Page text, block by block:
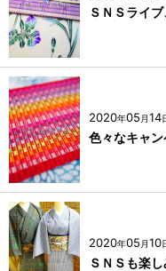
ＳＮＳライ
2020年05 月14
色々なキャ
2020年05 月10
ＳＮＳも楽